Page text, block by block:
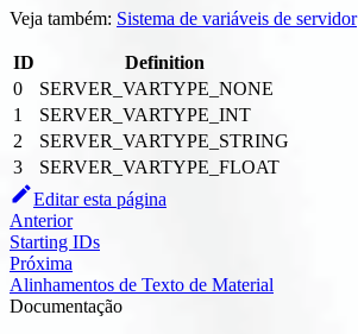
Veja também: Sistema de variáveis de servidor
ID
Definition
0
SERVER_VARTYPE_NONE
1
SERVER_VARTYPE_INT
2
SERVER_VARTYPE_STRING
3
SERVER_VARTYPE_FLOAT
Editar esta página
Anterior
Starting IDs
Próxima
Alinhamentos de Texto de Material
Documentação